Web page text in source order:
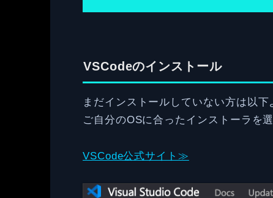
VSCodeのインストール
まだインストールしていない方は以
ご自分のOSに合ったインストーラを
VSCode公式サイト≫